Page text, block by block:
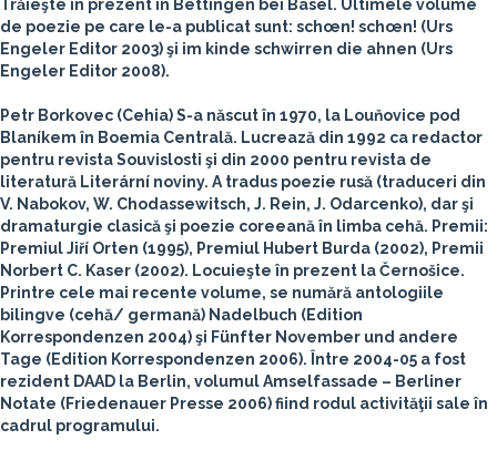
Trăieşte în prezent în Bettingen bei Basel. Ultimele volume
de poezie pe care le-a publicat sunt: schœn! schœn! (Urs
Engeler Editor 2003) şi im kinde schwirren die ahnen (Urs
Engeler Editor 2008).
Petr Borkovec (Cehia)S-a născut în 1970, la Louňovice pod
Blaníkem în Boemia Centrală. Lucrează din 1992 ca redactor
pentru revista Souvislosti şi din 2000 pentru revista de
literatură Literární noviny. A tradus poezie rusă (traduceri din
V. Nabokov, W. Chodassewitsch, J. Rein, J. Odarcenko), dar şi
dramaturgie clasică şi poezie coreeană în limba cehă. Premii:
Premiul Jiří Orten (1995), Premiul Hubert Burda (2002), Premii
Norbert C. Kaser (2002). Locuieşte în prezent la Černošice.
Printre cele mai recente volume, se numără antologiile
bilingve (cehă/ germană) Nadelbuch (Edition
Korrespondenzen 2004) şi Fünfter November und andere
Tage (Edition Korrespondenzen 2006). Între 2004-05 a fost
rezident DAAD la Berlin, volumul Amselfassade – Berliner
Notate (Friedenauer Presse 2006) fiind rodul activităţii sale în
cadrul programului.